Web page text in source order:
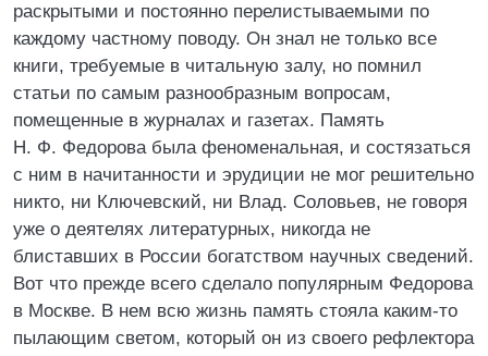
раскрытыми и постоянно перелистываемыми по
каждому частному поводу. Он знал не только все
книги, требуемые в читальную залу, но помнил
статьи по самым разнообразным вопросам,
помещенные в журналах и газетах. Память
Н. Ф. Федорова была феноменальная, и состязаться
с ним в начитанности и эрудиции не мог решительно
никто, ни Ключевский, ни Влад. Соловьев, не говоря
уже о деятелях литературных, никогда не
блиставших в России богатством научных сведений.
Вот что прежде всего сделало популярным Федорова
в Москве. В нем всю жизнь память стояла каким-то
пылающим светом, который он из своего рефлектора